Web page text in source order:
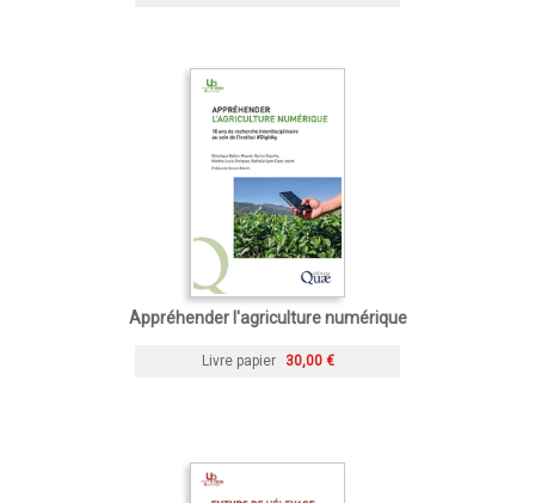
Appréhender l'agriculture numérique
Livre papier 30,00 €